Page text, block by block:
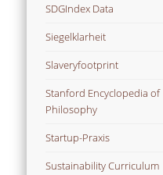
SDGIndex Data
Siegelklarheit
Slaveryfootprint
Stanford Encyclopedia of
Philosophy
Startup-Praxis
Sustainability Curriculum